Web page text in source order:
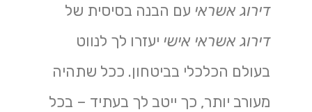
דירוג אשראי עם הבנה בסיסית של
דירוג אשראי אישי יעזרו לך לנווט
בעולם הכלכלי בביטחון. ככל שתהיה
מעורב יותר, כך ייטב לך בעתיד – בכל